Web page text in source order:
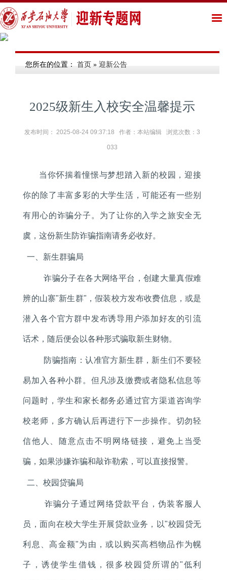
您所在的位置： 首页 » 迎新公告
2025级新生入校安全温馨提示
发布时间： 2025-08-24 09:37:18 作者：本站编辑 浏览次数： 3
033
当你怀揣着憧憬与梦想踏入新的校园，迎接
你的除了丰富多彩的大学生活，可能还有一些别
有用心的诈骗分子。为了让你的入学之旅安全无
虞，这份新生防诈骗指南请务必收好。
一、新生群骗局
诈骗分子在各大网络平台，创建大量真假难
辨的山寨"新生群"，假装校方发布收费信息，或是
潜入各个官方群中发布诱导用户添加好友的引流
话术，随后便会以各种形式骗取新生财物。
防骗指南：认准官方新生群，新生们不要轻
易加入各种小群。但凡涉及缴费或者隐私信息等
问题时，学生和家长都务必通过官方渠道咨询学
校老师，多方确认后再进行下一步操作。切勿轻
信他人、随意点击不明网络链接，避免上当受
骗，如果涉嫌诈骗和敲诈勒索，可以直接报警。
二、校园贷骗局
诈骗分子通过网络贷款平台，伪装客服人
员，面向在校大学生开展贷款业务，以"校园贷无
利息、高金额"为由，或以购买高档物品作为幌
子，诱使学生借钱，很多校园贷所谓的"低利